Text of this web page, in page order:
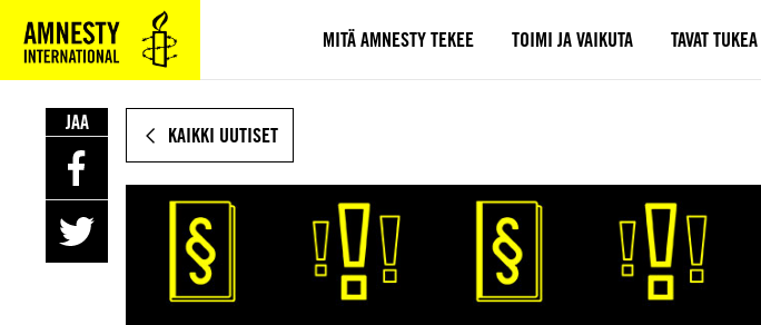
VARSINAISEEN
SISÄLTÖÖN
MITÄ AMNESTY TEKEE TOIMI JA VAIKUTA TAVAT TUKEA
KAIKKI UUTISET
JAA